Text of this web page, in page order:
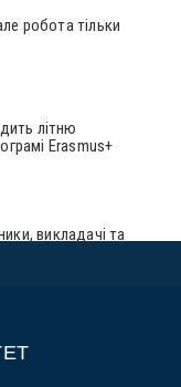
робота тільки
літню
Erasmus+
викладачі та